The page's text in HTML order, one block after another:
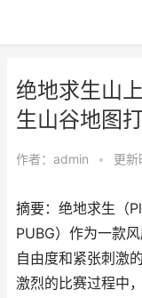
绝地求生山
生山谷地图
作者： admin • 更
摘要：绝地求生（
PUBG）作为一款
自由度和紧张刺激
激烈的比赛过程中